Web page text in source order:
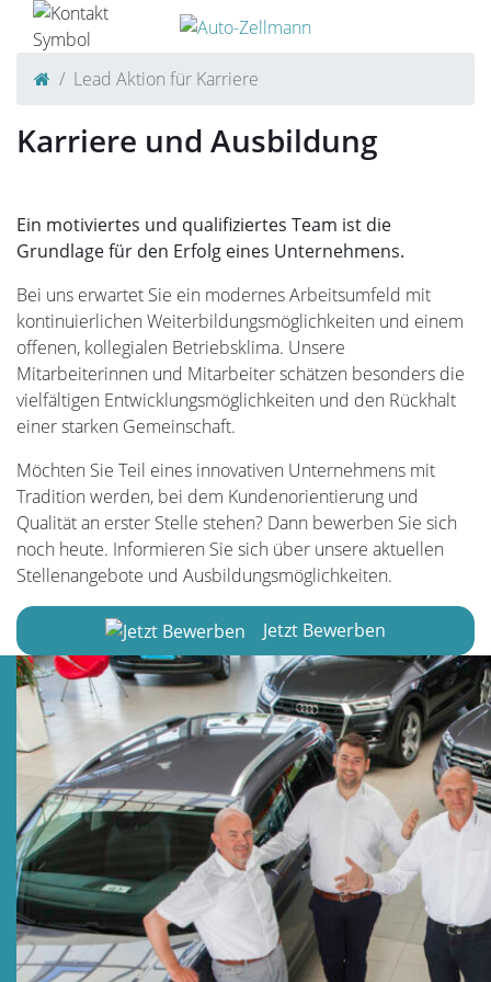
Neuwagen
Gebrauchtwagen
Gewerbe-
SCHNELLEINSTIEG
AKTIONEN
KARRIERE
PROBEFAHRT
FAHRZEUGBESTAND
Lead Aktion für Karriere
Karriere und Ausbildung
Ein motiviertes und qualifiziertes Team ist die
Grundlage für den Erfolg eines Unternehmens.
Bei uns erwartet Sie ein modernes Arbeitsumfeld mit
kontinuierlichen Weiterbildungsmöglichkeiten und einem
offenen, kollegialen Betriebsklima. Unsere
Mitarbeiterinnen und Mitarbeiter schätzen besonders die
vielfältigen Entwicklungsmöglichkeiten und den Rückhalt
einer starken Gemeinschaft.
Möchten Sie Teil eines innovativen Unternehmens mit
Tradition werden, bei dem Kundenorientierung und
Qualität an erster Stelle stehen? Dann bewerben Sie sich
noch heute. Informieren Sie sich über unsere aktuellen
Stellenangebote und Ausbildungsmöglichkeiten.
Jetzt Bewerben